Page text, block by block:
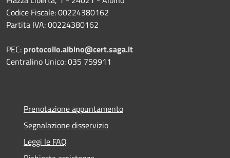
Codice Fiscale: 00224380162
Partita IVA: 00224380162
PEC: protocollo.albino@cert.saga.it
Centralino Unico: 035 759911
Prenotazione appuntamento
Segnalazione disservizio
Leggi le FAQ